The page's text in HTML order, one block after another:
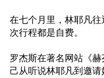
在七个月里，林耶凡
次行程都是自费。
罗杰斯在著名网站《
己从听说林耶凡到邀请